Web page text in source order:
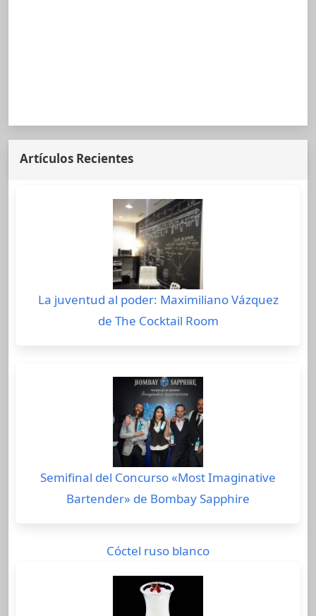
Artículos Recientes
La juventud al poder: Maximiliano Vázquez
de The Cocktail Room
Semifinal del Concurso «Most Imaginative
Bartender» de Bombay Sapphire
Cóctel ruso blanco